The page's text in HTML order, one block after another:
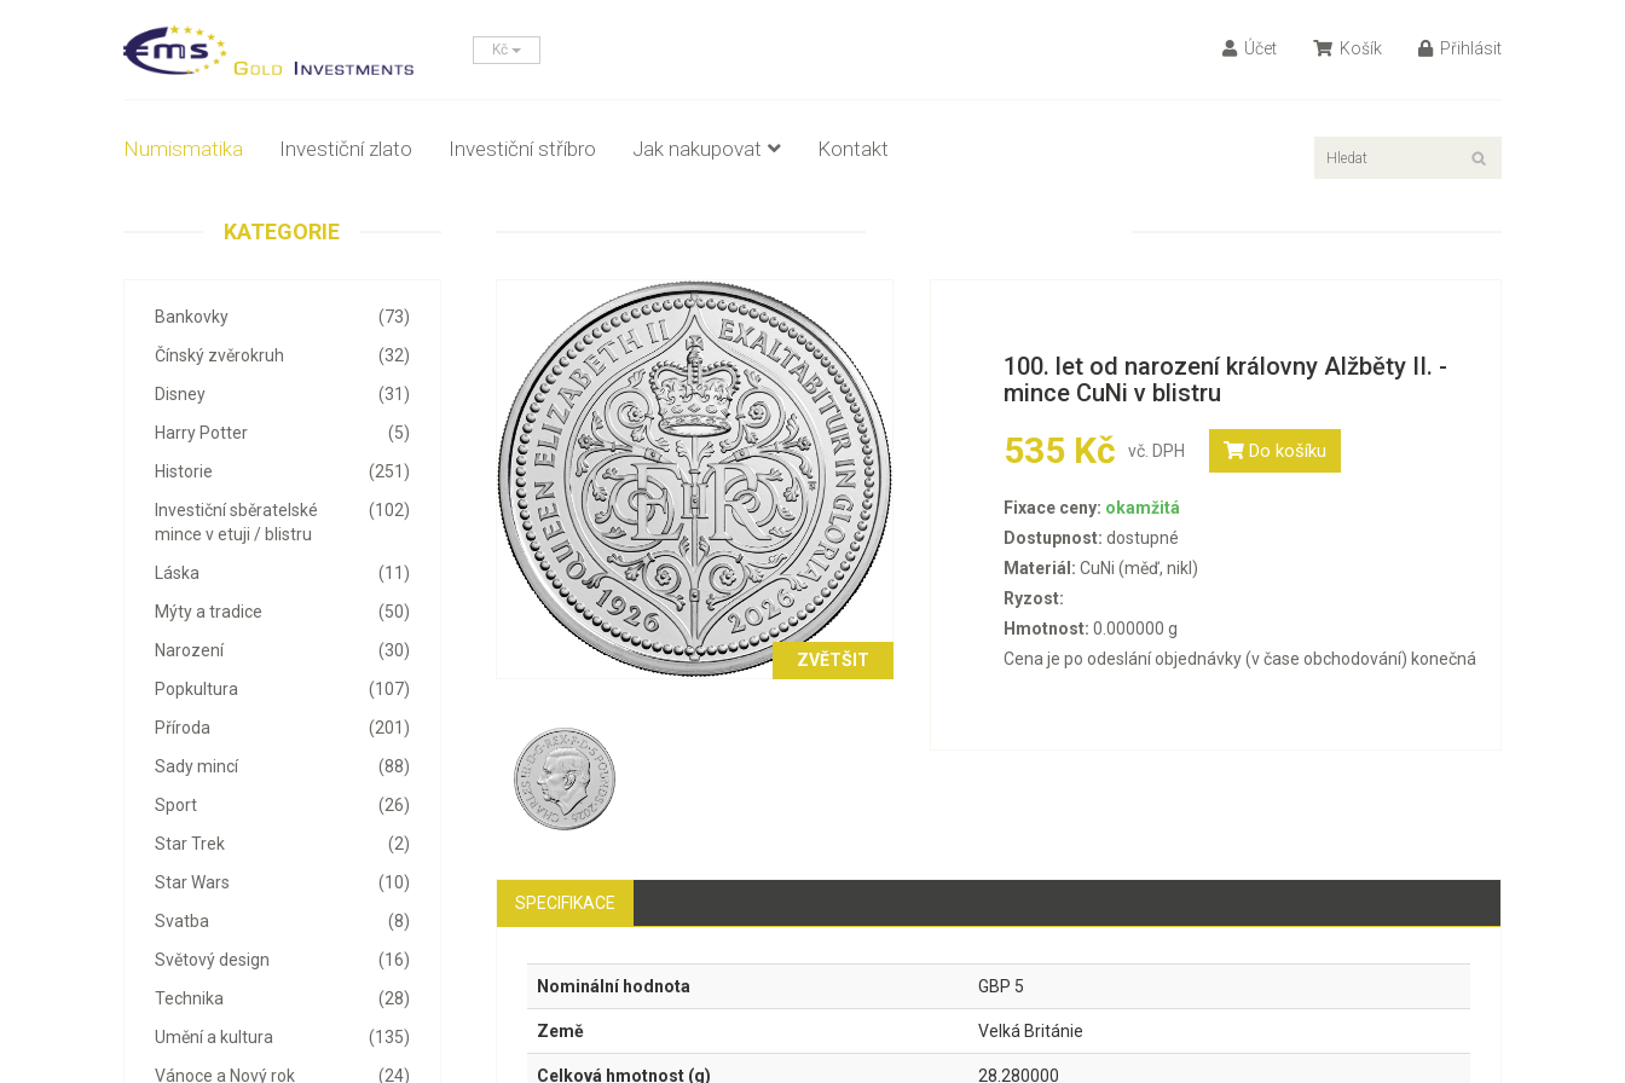
Kč Účet Košík Přihlásit
Numismatika Investiční zlato Investiční stříbro Jak nakupovat Kontakt
KATEGORIE
(73)
Bankovky
(32)
Čínský zvěrokruh
(31)
Disney
(5)
Harry Potter
(251)
Historie
(102)
Investiční sběratelské
mince v etuji / blistru
(11)
Láska
(50)
Mýty a tradice
(30)
Narození
(107)
Popkultura
(201)
Příroda
(88)
Sady mincí
(26)
Sport
(2)
Star Trek
(10)
Star Wars
(8)
Svatba
(16)
Světový design
(28)
Technika
(135)
Umění a kultura
(24)
Vánoce a Nový rok
ZVĚTŠIT
100. let od narození královny Alžběty II. -
mince CuNi v blistru
535 Kč vč. DPH Do košíku
Fixace ceny: okamžitá
Dostupnost: dostupné
Materiál: CuNi (měď, nikl)
Ryzost:
Hmotnost: 0.000000 g
Cena je po odeslání objednávky (v čase obchodování) konečná
SPECIFIKACE
Nominální hodnota GBP 5
Země Velká Británie
Celková hmotnost (g) 28.280000